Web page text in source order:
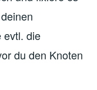
evtl. die
du den Knoten